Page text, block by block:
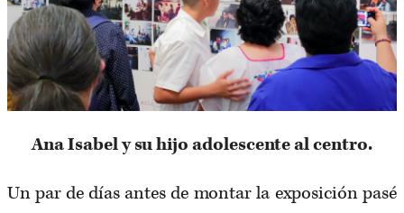
Ana Isabel y su hijo adolescente al centro.
Un par de días antes de montar la exposición pasé